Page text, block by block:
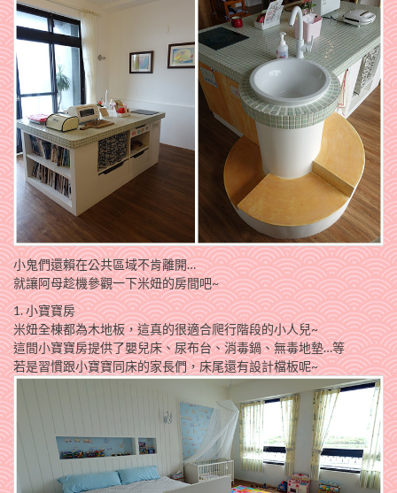
小鬼們還賴在公共區域不肯離開…
就讓阿母趁機參觀一下米妞的房間吧~
1. 小寶寶房
米妞全棟都為木地板，這真的很適合爬行階段的小人兒~
這間小寶寶房提供了嬰兒床、尿布台、消毒鍋、無毒地墊…等
若是習慣跟小寶寶同床的家長們，床尾還有設計檔板呢~